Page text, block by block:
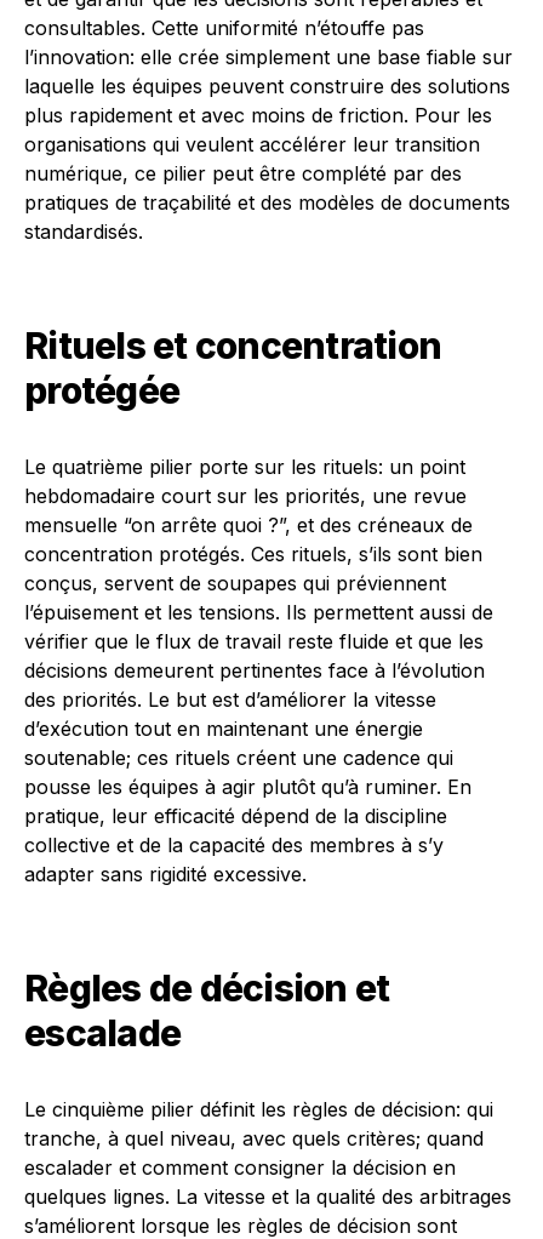
consultables. Cette uniformité n’étouffe pas
l’innovation: elle crée simplement une base fiable sur
laquelle les équipes peuvent construire des solutions
plus rapidement et avec moins de friction. Pour les
organisations qui veulent accélérer leur transition
numérique, ce pilier peut être complété par des
pratiques de traçabilité et des modèles de documents
standardisés.
Rituels et concentration
protégée
Le quatrième pilier porte sur les rituels: un point
hebdomadaire court sur les priorités, une revue
mensuelle “on arrête quoi ?”, et des créneaux de
concentration protégés. Ces rituels, s’ils sont bien
conçus, servent de soupapes qui préviennent
l’épuisement et les tensions. Ils permettent aussi de
vérifier que le flux de travail reste fluide et que les
décisions demeurent pertinentes face à l’évolution
des priorités. Le but est d’améliorer la vitesse
d’exécution tout en maintenant une énergie
soutenable; ces rituels créent une cadence qui
pousse les équipes à agir plutôt qu’à ruminer. En
pratique, leur efficacité dépend de la discipline
collective et de la capacité des membres à s’y
adapter sans rigidité excessive.
Règles de décision et
escalade
Le cinquième pilier définit les règles de décision: qui
tranche, à quel niveau, avec quels critères; quand
escalader et comment consigner la décision en
quelques lignes. La vitesse et la qualité des arbitrages
s’améliorent lorsque les règles de décision sont